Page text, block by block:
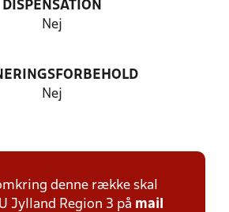
DISPENSATION
Nej
Nej
denne række skal
Jylland Region 3 på mail